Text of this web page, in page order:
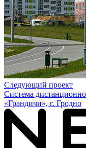
Следующий проект
Система
«Грандичи», г. Гродно